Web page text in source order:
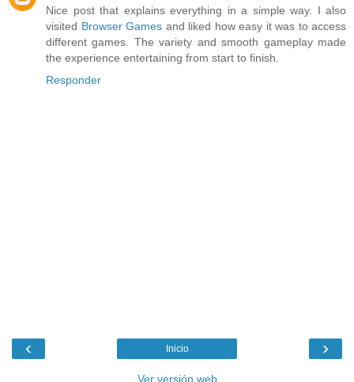
Nice post that explains everything in a simple way. I also
visited Browser Games and liked how easy it was to access
different games. The variety and smooth gameplay made
the experience entertaining from start to finish.
Responder
‹ ›
Inicio
Ver versión web